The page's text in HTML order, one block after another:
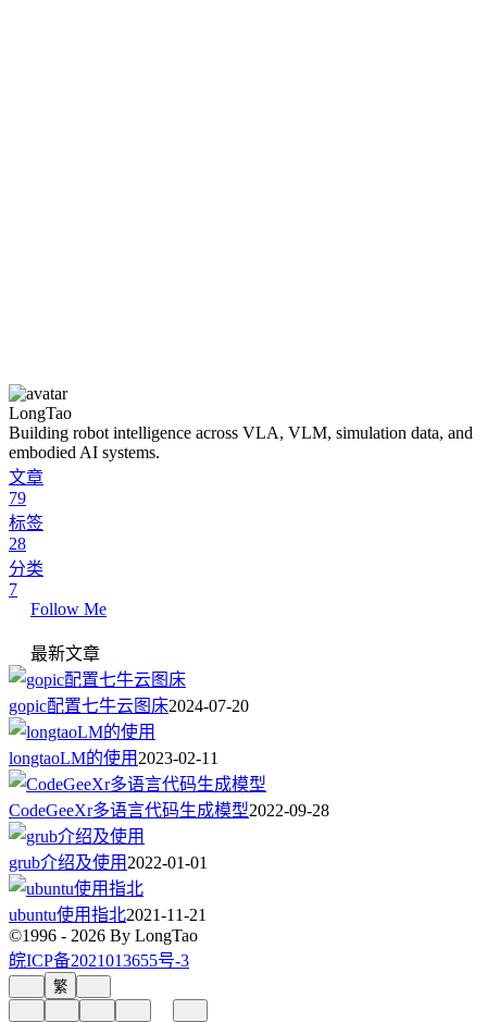
LongTao
Building robot intelligence across VLA, VLM, simulation data, and
embodied AI systems.
文章
79
标签
28
分类
7
Follow Me
最新文章
gopic配置七牛云图床2024-07-20
longtaoLM的使用 2023-02-11
CodeGeeXr多语言代码生成模型2022-09-28
grub介绍及使用 2022-01-01
ubuntu使用指北2021-11-21
©1996 - 2026 By LongTao
皖ICP备2021013655号-3
繁